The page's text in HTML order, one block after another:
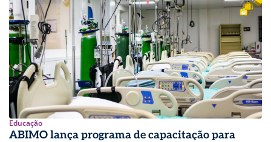
Educação
ABIMO lança programa de capacitação para